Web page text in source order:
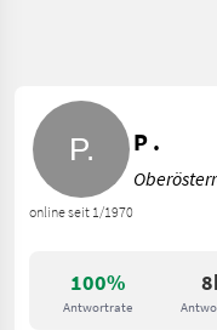
100%
Antwortrate
online seit 1/1970
P .